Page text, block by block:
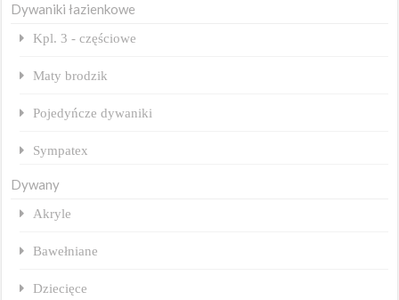
Dywaniki łazienkowe
Kpl. 3 - częściowe
Maty brodzik
Pojedyńcze dywaniki
Sympatex
Dywany
Akryle
Bawełniane
Dziecięce